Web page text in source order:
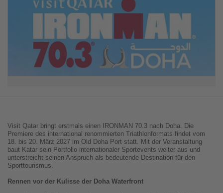
Visit Qatar bringt erstmals einen IRONMAN 70.3 nach Doha. Die
Premiere des international renommierten Triathlonformats findet vom
18. bis 20. März 2027 im Old Doha Port statt. Mit der Veranstaltung
baut Katar sein Portfolio internationaler Sportevents weiter aus und
unterstreicht seinen Anspruch als bedeutende Destination für den
Sporttourismus.
Rennen vor der Kulisse der Doha Waterfront